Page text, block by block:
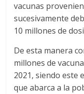
vacunas
sucesivamente
10 millones de
De esta manera
millones de
2021, siendo este
que abarca a la